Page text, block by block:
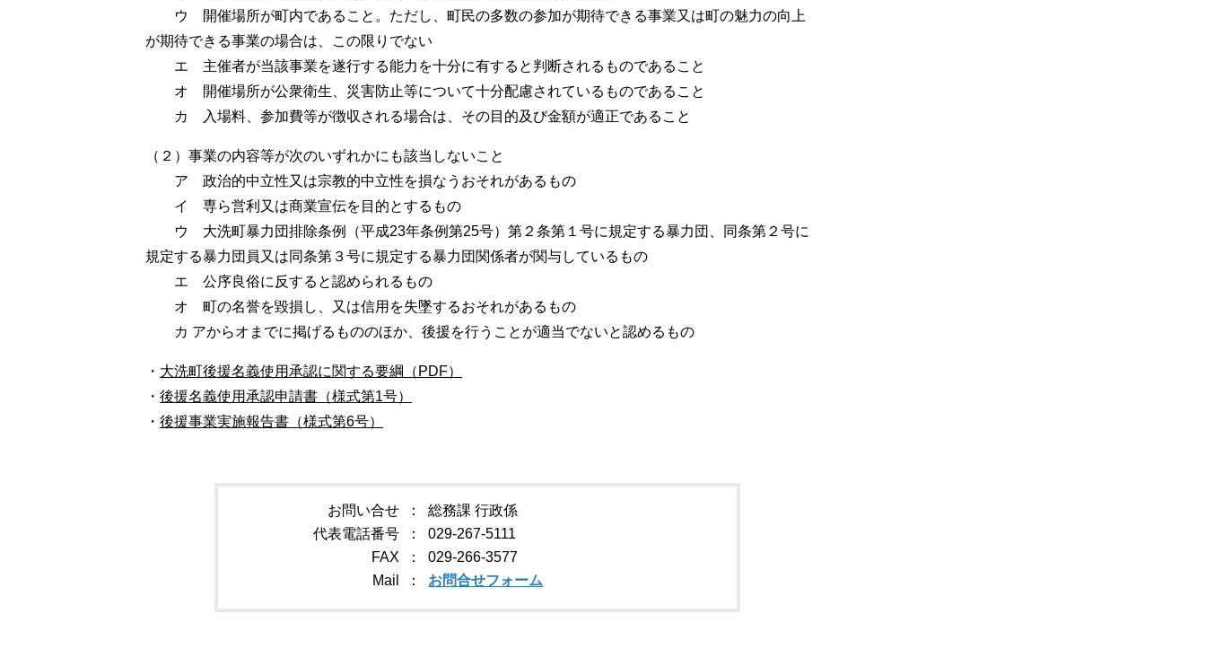
ウ 開催場所が町内であること。ただし、町民の多数の参加が期待できる事業又は町の魅力の向上
が期待できる事業の場合は、この限りでない
エ 主催者が当該事業を遂行する能力を十分に有すると判断されるものであること
オ 開催場所が公衆衛生、災害防止等について十分配慮されているものであること
カ 入場料、参加費等が徴収される場合は、その目的及び金額が適正であること
（２）事業の内容等が次のいずれかにも該当しないこと
ア 政治的中立性又は宗教的中立性を損なうおそれがあるもの
イ 専ら営利又は商業宣伝を目的とするもの
ウ 大洗町暴力団排除条例（平成23年条例第25号）第２条第１号に規定する暴力団、同条第２号に
規定する暴力団員又は同条第３号に規定する暴力団関係者が関与しているもの
エ 公序良俗に反すると認められるもの
オ 町の名誉を毀損し、又は信用を失墜するおそれがあるもの
カ アからオまでに掲げるもののほか、後援を行うことが適当でないと認めるもの
・ 大洗町後援名義使用承認に関する要綱（PDF）
・ 後援名義使用承認申請書（様式第1号）
・ 後援事業実施報告書（様式第6号）
お問い合せ
総務課 行政係
代表電話番号
029-267-5111
FAX
029-266-3577
Mail
お問合せフォーム